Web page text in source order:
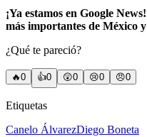
¡Ya estamos en Google
más importantes de México
¿Qué te pareció?
🔥0 👍0 😲0 😢0 😠0
Etiquetas
Canelo ÁlvarezDiego Boneta